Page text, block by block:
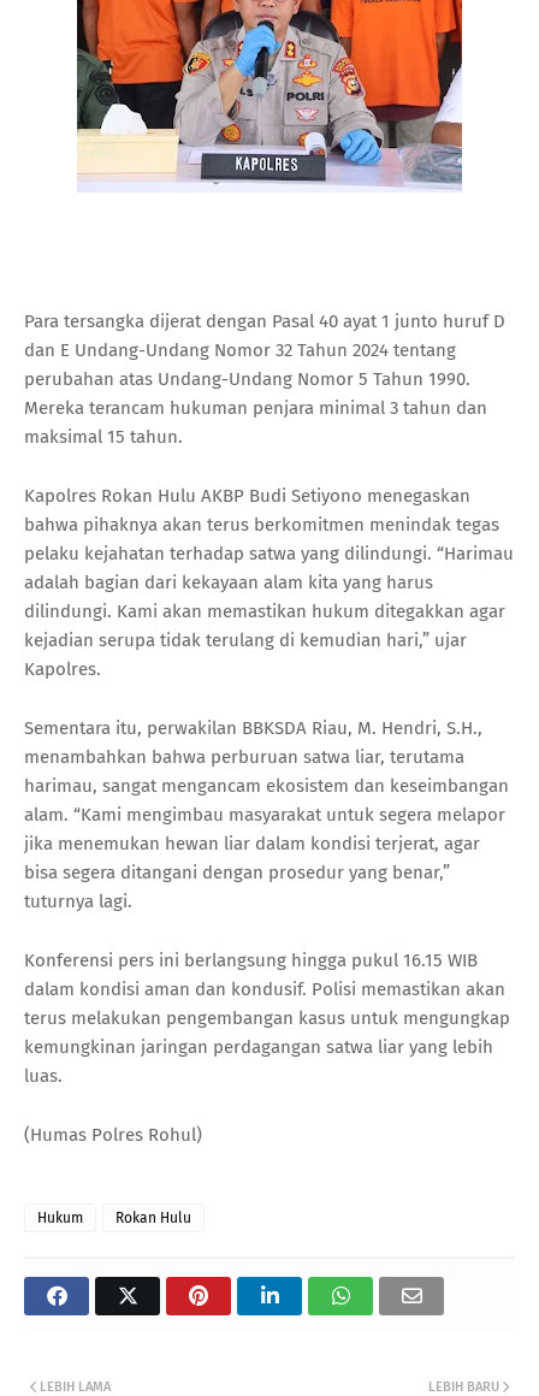
Para tersangka dijerat dengan Pasal 40 ayat 1 junto huruf D
dan E Undang-Undang Nomor 32 Tahun 2024 tentang
perubahan atas Undang-Undang Nomor 5 Tahun 1990.
Mereka terancam hukuman penjara minimal 3 tahun dan
maksimal 15 tahun.
Kapolres Rokan Hulu AKBP Budi Setiyono menegaskan
bahwa pihaknya akan terus berkomitmen menindak tegas
pelaku kejahatan terhadap satwa yang dilindungi. “Harimau
adalah bagian dari kekayaan alam kita yang harus
dilindungi. Kami akan memastikan hukum ditegakkan agar
kejadian serupa tidak terulang di kemudian hari,” ujar
Kapolres.
Sementara itu, perwakilan BBKSDA Riau, M. Hendri, S.H.,
menambahkan bahwa perburuan satwa liar, terutama
harimau, sangat mengancam ekosistem dan keseimbangan
alam. “Kami mengimbau masyarakat untuk segera melapor
jika menemukan hewan liar dalam kondisi terjerat, agar
bisa segera ditangani dengan prosedur yang benar,”
tuturnya lagi.
Konferensi pers ini berlangsung hingga pukul 16.15 WIB
dalam kondisi aman dan kondusif. Polisi memastikan akan
terus melakukan pengembangan kasus untuk mengungkap
kemungkinan jaringan perdagangan satwa liar yang lebih
luas.
(Humas Polres Rohul)
Hukum Rokan Hulu
LEBIH BARU
LEBIH LAMA